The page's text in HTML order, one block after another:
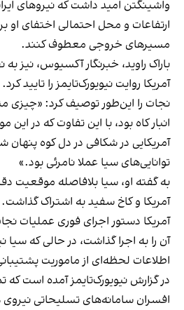
واشینگتن امید داشت که نیروهای
ارتفاعات و محل احتمالی اختفای او
مسیرهای خروجی معطوف کنند.
باراک راوید، خبرنگار آکسیوس، نیز
آمریکا روایت نیویورک‌تایمز را تایید
نجات را این‌طور توصیف کرد: «چیزی
انبار کاه بود، با این تفاوت که در
آمریکایی در شکافی در دل کوه پنهان
توانایی‌های سیا عملا نامرئی بود.»
به گفته او، سیا بلافاصله موقعیت
آمریکا و کاخ سفید به اشتراک
آمریکا دستور اجرای فوری عملیات
آن را به اجرا گذاشت، در حالی که سیا
اطلاعات لحظه‌ای از ماموریت
در گزارش نیویورک‌تایمز آمده است که
افسران سامانه‌های تسلیحاتی نیروی